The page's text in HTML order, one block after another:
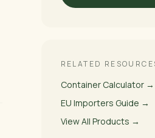
RELATED
Container Calculator →
EU Importers Guide →
View All Products →